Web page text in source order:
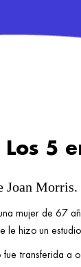
Los 5
Joan Morris.
mujer de 67
le hizo un
fue transferida a